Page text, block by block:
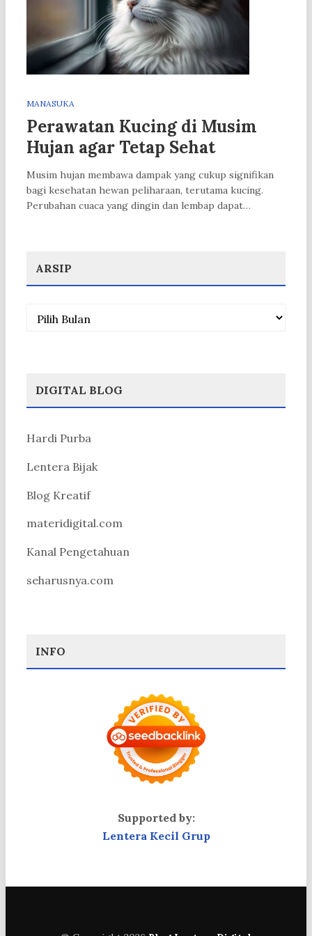
MANASUKA
Perawatan Kucing di Musim
Hujan agar Tetap Sehat
Musim hujan membawa dampak yang cukup signifikan
bagi kesehatan hewan peliharaan, terutama kucing.
Perubahan cuaca yang dingin dan lembap dapat…
ARSIP
Arsip
DIGITAL BLOG
Hardi Purba
Lentera Bijak
Blog Kreatif
materidigital.com
Kanal Pengetahuan
seharusnya.com
INFO
Supported by:
Lentera Kecil Grup